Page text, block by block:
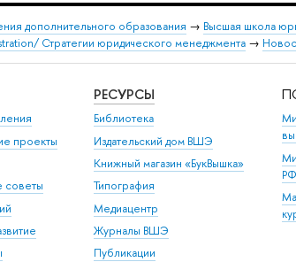
дополнительного образования → Высшая школа
Стратегии юридического менеджмента →
проекты
советы
РЕСУРСЫ
Библиотека
Издательский дом ВШЭ
Книжный магазин «БукВышка»
Типография
Медиацентр
Журналы ВШЭ
Публикации
РФ